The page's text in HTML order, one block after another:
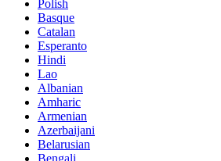
Polish
Basque
Catalan
Esperanto
Hindi
Lao
Albanian
Amharic
Armenian
Azerbaijani
Belarusian
Bengali